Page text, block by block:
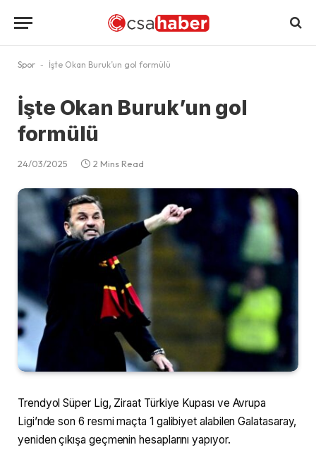
Spor - İşte Okan Buruk’un gol formülü
İşte Okan Buruk’un gol
formülü
24/03/2025 2 Mins Read
Trendyol Süper Lig, Ziraat Türkiye Kupası ve Avrupa
Ligi’nde son 6 resmi maçta 1 galibiyet alabilen Galatasaray,
yeniden çıkışa geçmenin hesaplarını yapıyor.